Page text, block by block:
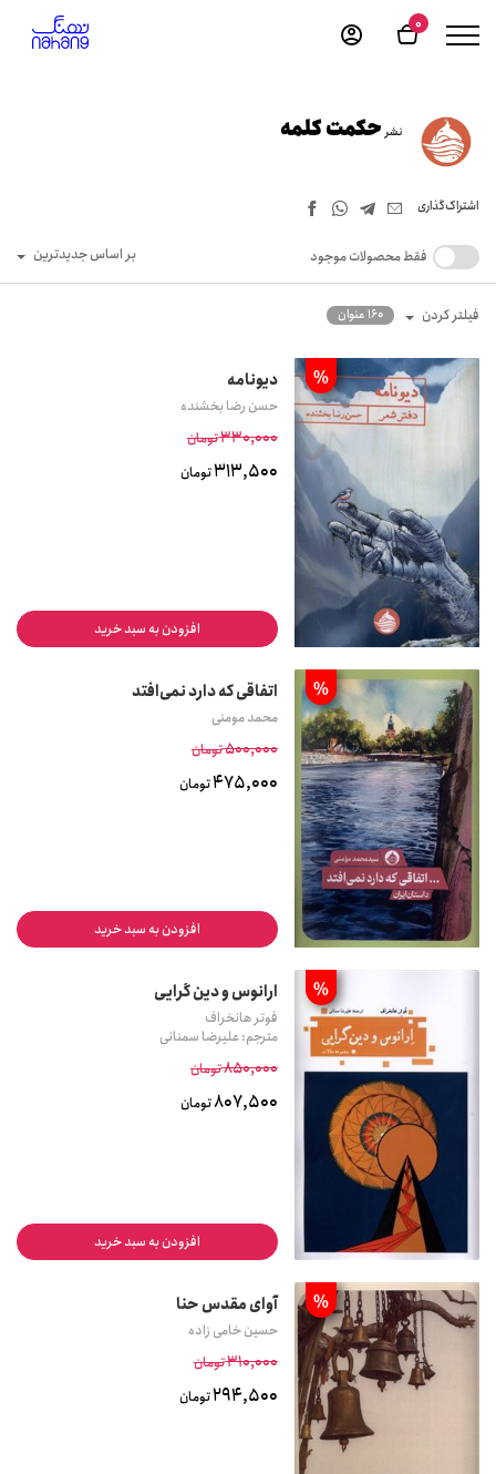
0
نشرحکمت کلمه
اشتراک‌گذاری
فقط محصولات موجود بر اساس جدیدترین
فیلتر کردن 160 عنوان
% دیونامه
حسن رضا بخشنده
330,000تومان
313,500تومان
افزودن به سبد خرید
% اتفاقی که دارد نمی‌افتد
محمد مومنی
500,000تومان
475,000تومان
افزودن به سبد خرید
% ارانوس و دین گرایی
فوتر هانخراف
مترجم: علیرضا سمنانی
850,000تومان
807,500تومان
افزودن به سبد خرید
% آوای مقدس حنا
حسین خامی زاده
310,000تومان
294,500تومان